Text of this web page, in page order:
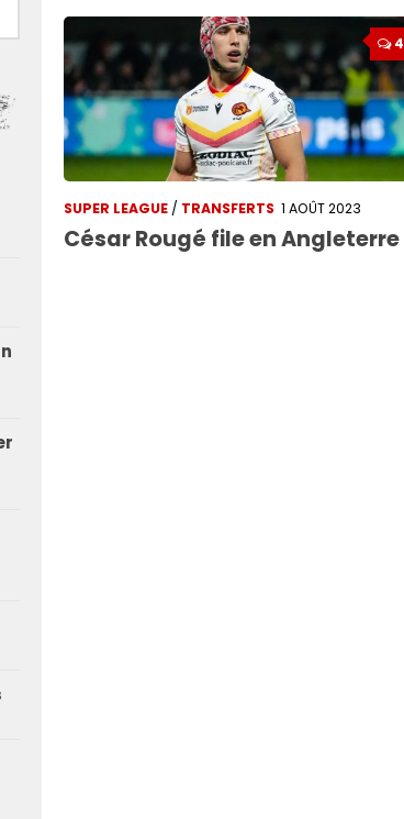
4
SUPER LEAGUE / TRANSFERTS 1 AOÛT 2023
César Rougé file en Angleterre